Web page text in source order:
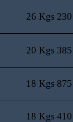
26 Kgs 230
20 Kgs 385
18 Kgs 875
18 Kgs 410